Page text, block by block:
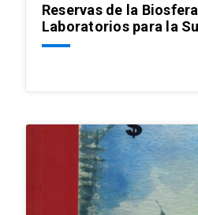
Reservas de la
Laboratorios para la